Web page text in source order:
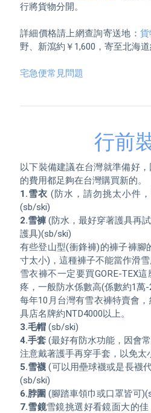
行將貨物分開。
詳細價格請上網查詢寄送地： 貨
野、新瀉約￥1,600，寄至北海道
宅急便常見問題
行前
以下裝備建議在台灣就準備好
1.雪衣 (防水，請勿挑太小件
2.雪褲 (防水，最好穿著護具再
護具)(sb/ski)
有些登山型(衝鋒褲)的褲子褲腳
寸太小)，這種褲子不能當作滑雪
雪衣褲不一定要買GORE-TEX
疼，一般防水係數高(係數約1萬-
每年10月台灣有雪衣褲特賣會
3.毛帽
4.手套 (最好有防水功能，因會
5.雪襪 (可以用壘球襪或是長襪
6.脖圍
7.雪鏡雪鏡挑選好看鏡面大的佳